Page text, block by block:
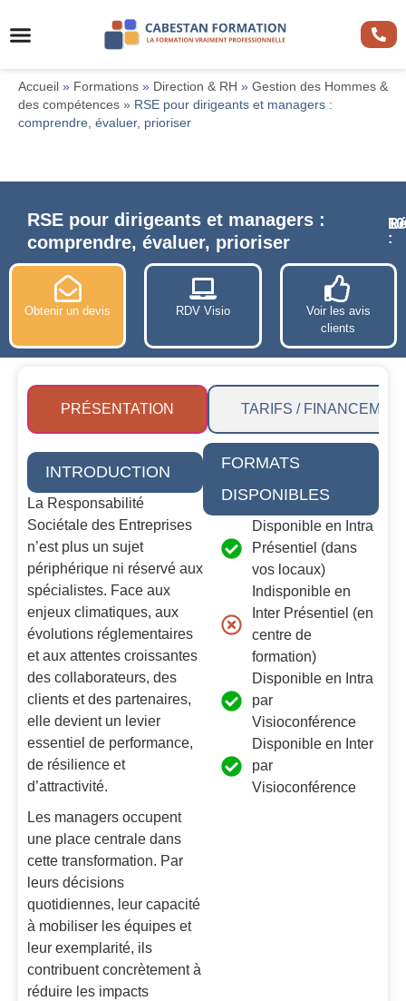
Accueil » Formations » Direction & RH » Gestion des Hommes &
des compétences » RSE pour dirigeants et managers :
comprendre, évaluer, prioriser
RSE pour dirigeants et managers :
comprendre, évaluer, prioriser
:
Obtenir un devis RDV Visio
Voir les avis
clients
PRÉSENTATION TARIFS /
INTRODUCTION
La Responsabilité
Sociétale des Entreprises
n’est plus un sujet
périphérique ni réservé aux
spécialistes. Face aux
enjeux climatiques, aux
évolutions réglementaires
et aux attentes croissantes
des collaborateurs, des
clients et des partenaires,
elle devient un levier
essentiel de performance,
de résilience et
d’attractivité.
Les managers occupent
une place centrale dans
cette transformation. Par
leurs décisions
quotidiennes, leur capacité
à mobiliser les équipes et
leur exemplarité, ils
contribuent concrètement à
réduire les impacts
FORMATS
DISPONIBLES
Disponible en Intra
Présentiel (dans
vos locaux)
Indisponible en
Inter Présentiel (en
centre de
formation)
Disponible en Intra
par
Visioconférence
Disponible en Inter
par
Visioconférence